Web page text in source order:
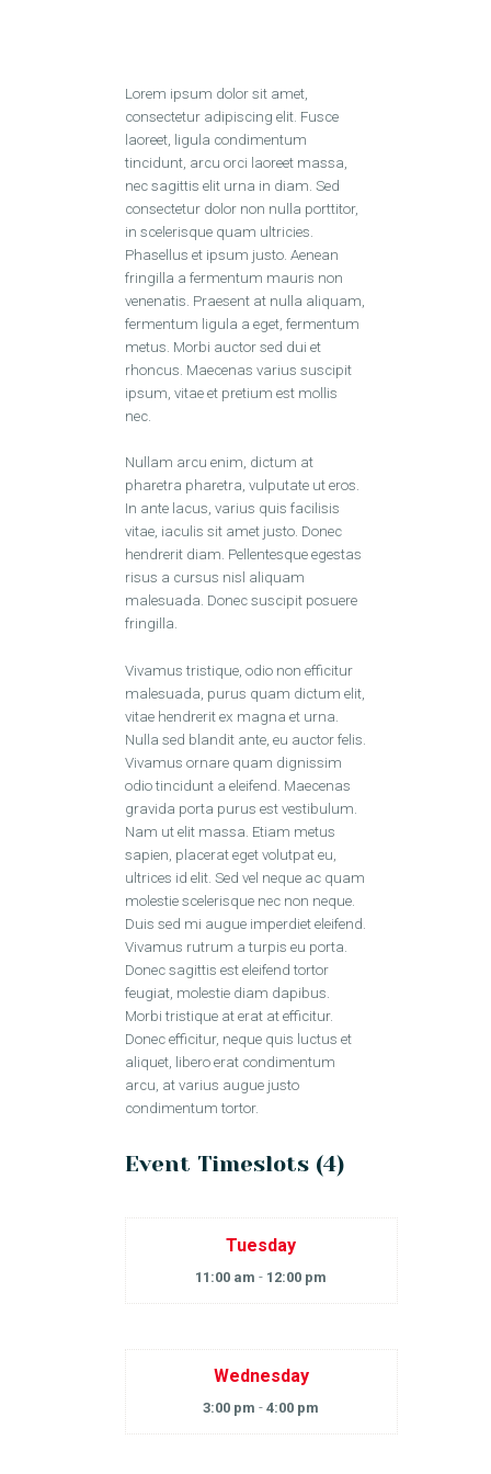
Lorem ipsum dolor sit amet,
consectetur adipiscing elit. Fusce
laoreet, ligula condimentum
tincidunt, arcu orci laoreet massa,
nec sagittis elit urna in diam. Sed
consectetur dolor non nulla porttitor,
in scelerisque quam ultricies.
Phasellus et ipsum justo. Aenean
fringilla a fermentum mauris non
venenatis. Praesent at nulla aliquam,
fermentum ligula a eget, fermentum
metus. Morbi auctor sed dui et
rhoncus. Maecenas varius suscipit
ipsum, vitae et pretium est mollis
nec.
Nullam arcu enim, dictum at
pharetra pharetra, vulputate ut eros.
In ante lacus, varius quis facilisis
vitae, iaculis sit amet justo. Donec
hendrerit diam. Pellentesque egestas
risus a cursus nisl aliquam
malesuada. Donec suscipit posuere
fringilla.
Vivamus tristique, odio non efficitur
malesuada, purus quam dictum elit,
vitae hendrerit ex magna et urna.
Nulla sed blandit ante, eu auctor felis.
Vivamus ornare quam dignissim
odio tincidunt a eleifend. Maecenas
gravida porta purus est vestibulum.
Nam ut elit massa. Etiam metus
sapien, placerat eget volutpat eu,
ultrices id elit. Sed vel neque ac quam
molestie scelerisque nec non neque.
Duis sed mi augue imperdiet eleifend.
Vivamus rutrum a turpis eu porta.
Donec sagittis est eleifend tortor
feugiat, molestie diam dapibus.
Morbi tristique at erat at efficitur.
Donec efficitur, neque quis luctus et
aliquet, libero erat condimentum
arcu, at varius augue justo
condimentum tortor.
Event Timeslots (4)
Tuesday
11:00 am - 12:00 pm
Wednesday
3:00 pm -4:00 pm